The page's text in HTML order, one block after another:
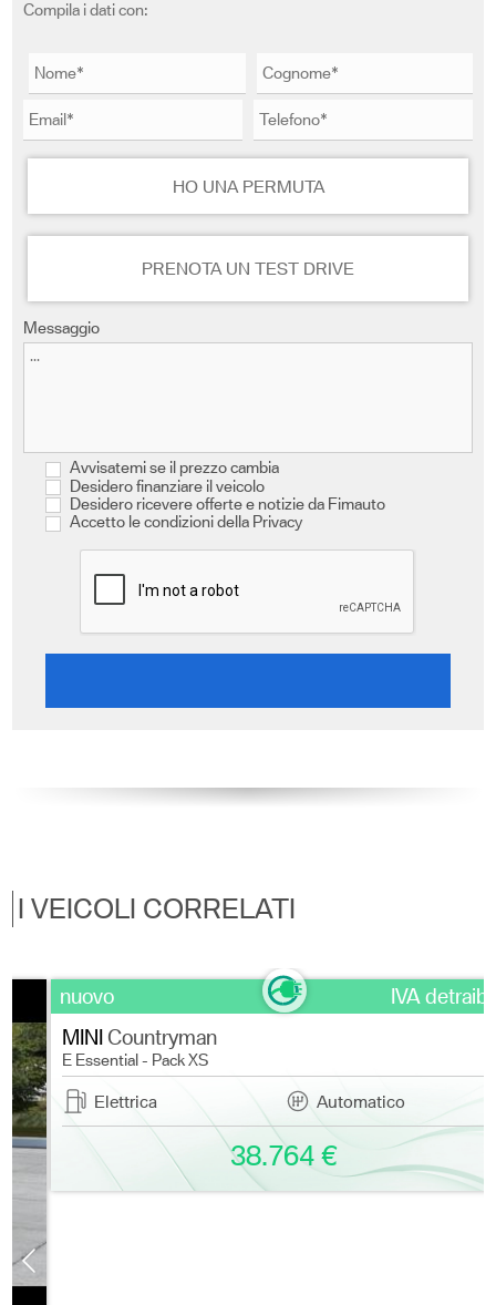
Compila i dati con:
HO UNA PERMUTA
PRENOTA UN TEST DRIVE
Messaggio
Avvisatemi se il prezzo cambia
Desidero finanziare il veicolo
Desidero ricevere offerte e notizie da Fimauto
Accetto le condizioni della Privacy
I VEICOLI CORRELATI
nuovo
IVA detraibile
MINICountryman
E Essential - Pack XS
Elettrica Automatico
38.764 €